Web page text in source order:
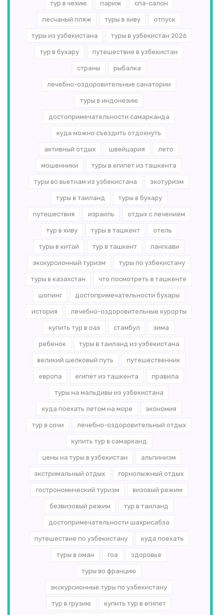
тур в чехию париж спа-салон
песчаный пляж туры в хиву отпуск
туры из узбекистана туры в узбекистан 2026
тур в бухару путешествие в узбекистан
страны рыбалка
лечебно-оздоровительные санатории
туры в индонезию
достопримечательности самарканда
куда можно съездить отдохнуть
активный отдых швейцария лето
мошенники туры в египет из ташкента
туры во вьетнам из узбекистана экотуризм
туры в таиланд туры в бухару
путешествия израиль отдых с лечением
тур в хиву туры в ташкент отель
туры в китай тур в ташкент лангкави
экскурсионный туризм туры по узбекистану
туры в казахстан что посмотреть в ташкенте
шопинг достопримечательности бухары
история лечебно-оздоровительные курорты
купить тур в оаэ стамбул зима
ребенок туры в таиланд из узбекистана
великий шелковый путь путешественник
европа египет из ташкента правила
туры на мальдивы из узбекистана
куда поехать летом на море экономия
тур в сочи лечебно-оздоровительный отдых
купить тур в самарканд
цены на туры в узбекистан альпинизм
экстримальный отдых горнолыжный отдых
гострономический туризм визовый режим
безвизовый режим тур в таиланд
достопримечательности шахрисабза
путешествие по узбекистану куда поехать
туры в оман гоа здоровье
туры во францию
экскурсионные туры по узбекистану
тур в грузию купить тур в египет